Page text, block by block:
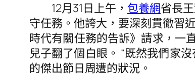
12月31日上午， 包養網省長
守任務。他誇大，要深刻貫徹習
時代有關任務的告訴》請求，一
兒子翻了個白眼。 “既然我們家
的傑出節日周遭的狀況。